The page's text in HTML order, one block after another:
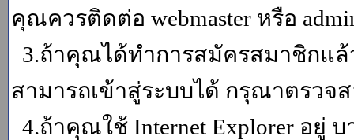
คุณควรติดต่อ webmaster หรือ
3.ถ้าคุณได้ทำการสมัครสมาชิกแ
สามารถเข้าสู่ระบบได้ กรุณาตรวจส
4.ถ้าคุณใช้ Internet Explorer อยู่